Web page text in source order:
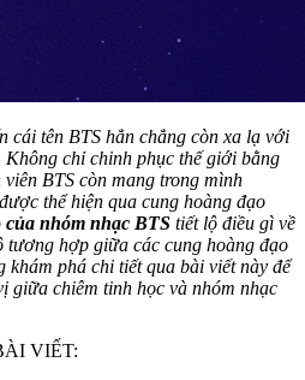
cái tên BTS hẳn chẳng còn xa lạ với
chỉ chinh phục thế giới bằng
BTS còn mang trong mình
thể hiện qua cung hoàng đạo
của nhóm nhạc BTS tiết lộ điều gì về
tương hợp giữa các cung hoàng đạo
khám phá chi tiết qua bài viết này để
giữa chiêm tinh học và nhóm nhạc
VIẾT: